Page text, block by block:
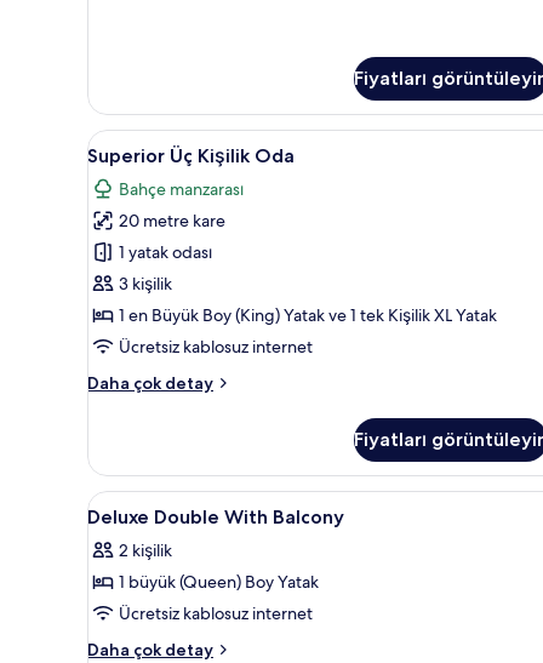
Fiyatları
Superior
Üç
Kişilik
Oda
için
tüm
fotoğrafları
görün
Superior Üç Kişilik Oda |
2
Superior Üç Kişilik Oda
Bahçe manzarası
20 metre kare
1 yatak odası
3 kişilik
1 en Büyük Boy (King) Yatak ve 1 tek Kişilik XL Yatak
Ücretsiz kablosuz internet
Daha çok detay
Superior
hakkında
daha
fazla
Fiyatları
Deluxe
Double
With
Balcony
için
tüm
2
Deluxe Double With Balcony
2 kişilik
1 büyük (Queen) Boy Yatak
Ücretsiz kablosuz internet
Daha çok detay
Deluxe